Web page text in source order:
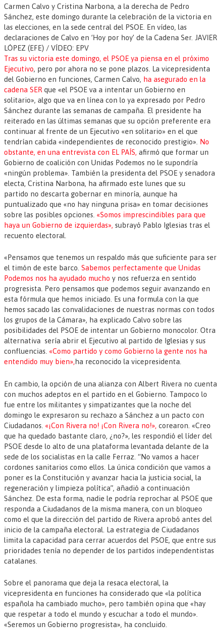
Carmen Calvo y Cristina Narbona, a la derecha de Pedro
Sánchez, este domingo durante la celebración de la victoria en
las elecciones, en la sede central del PSOE. En vídeo, las
declaraciones de Calvo en ‘Hoy por hoy’ de la Cadena Ser. JAVIER
LÓPEZ (EFE) / VÍDEO: EPV
Tras su victoria este domingo, el PSOE ya piensa en el próximo
Ejecutivo, pero por ahora no se pone plazos. La vicepresidenta
del Gobierno en funciones, Carmen Calvo, ha asegurado en la
cadena SERque «el PSOE va a intentar un Gobierno en
solitario», algo que va en línea con lo ya expresado por Pedro
Sánchez durante las semanas de campaña. El presidente ha
reiterado en las últimas semanas que su opción preferente era
continuar al frente de un Ejecutivo «en solitario» en el que
tendrían cabida «independientes de reconocido prestigio». No
obstante, en una entrevista con EL PAÍS, afirmó que formar un
Gobierno de coalición con Unidas Podemos no le supondría
«ningún problema». También la presidenta del PSOE y senadora
electa, Cristina Narbona, ha afirmado este lunes que su
partido no descarta gobernar en minoría, aunque ha
puntualizado que «no hay ninguna prisa» en tomar decisiones
sobre las posibles opciones. «Somos imprescindibles para que
haya un Gobierno de izquierdas», subrayó Pablo Iglesias tras el
recuento electoral.
«Pensamos que tenemos un respaldo más que suficiente para ser
el timón de este barco. Sabemos perfectamente que Unidas
Podemos nos ha ayudado mucho y nos refuerza en sentido
progresista. Pero pensamos que podemos seguir avanzando en
esta fórmula que hemos iniciado. Es una formula con la que
hemos sacado las convalidaciones de nuestras normas con todos
los grupos de la Cámara», ha explicado Calvo sobre las
posibilidades del PSOE de intentar un Gobierno monocolor. Otra
alternativa sería abrir el Ejecutivo al partido de Iglesias y sus
confluencias. «Como partido y como Gobierno la gente nos ha
entendido muy bien»,ha reconocido la vicepresidenta.
En cambio, la opción de una alianza con Albert Rivera no cuenta
con muchos adeptos en el partido en el Gobierno. Tampoco lo
fue entre los militantes y simpatizantes que la noche del
domingo le expresaron su rechazo a Sánchez a un pacto con
Ciudadanos. «¡Con Rivera no! ¡Con Rivera no!», corearon. «Creo
que ha quedado bastante claro, ¿no?», les respondió el líder del
PSOE desde lo alto de una plataforma levantada delante de la
sede de los socialistas en la calle Ferraz. “No vamos a hacer
cordones sanitarios como ellos. La única condición que vamos a
poner es la Constitución y avanzar hacia la justicia social, la
regeneración y limpieza política”, añadió a continuación
Sánchez. De esta forma, nadie le podría reprochar al PSOE que
responda a Ciudadanos de la misma manera, con un bloqueo
como el que la dirección del partido de Rivera aprobó antes del
inicio de la campaña electoral. La estrategia de Ciudadanos
limita la capacidad para cerrar acuerdos del PSOE, que entre sus
prioridades tenía no depender de los partidos independentistas
catalanes.
Sobre el panorama que deja la resaca electoral, la
vicepresidenta en funciones ha considerado que «la política
española ha cambiado mucho», pero también opina que «hay
que respetar a todo el mundo y escuchar a todo el mundo».
«Seremos un Gobierno progresista», ha concluido.